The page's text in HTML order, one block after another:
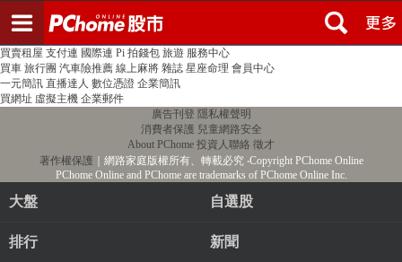
PChome首頁 線上購物 24h購物 書店
買賣租屋 支付連 國際連 Pi 拍錢包 旅遊 服務中心
買車 旅行團 汽車險推薦 線上麻將 雜誌 星座命理 會員中心
一元簡訊 直播達人 數位憑證 企業簡訊
買網址 虛擬主機 企業郵件
廣告刊登 隱私權聲明
消費者保護 兒童網路安全
About PChome 投資人聯絡 徵才
著作權保護 ｜網路家庭版權所有、轉載必究‧Copyright PChome Online
PChome Online and PChome are trademarks of PChome Online Inc.
大盤 自選股
排行 新聞